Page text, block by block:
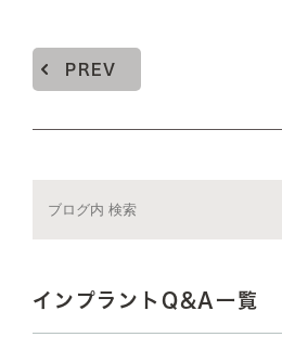
PREV
インプラントQ&A一覧